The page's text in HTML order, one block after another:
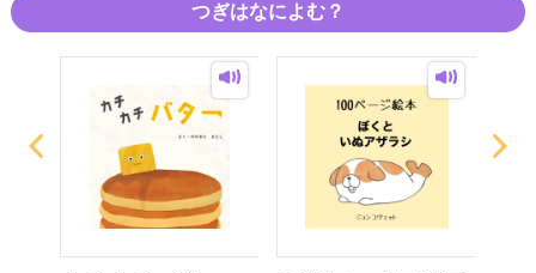
つぎはなによむ？